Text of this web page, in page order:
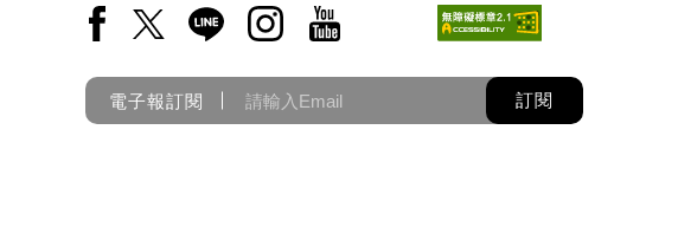
Facebook(另開新視窗)
X(另開新視窗)
LINE(另開新視窗)
Instagram(另開新視窗)
YouTube(另開新視窗)
電子報訂閱 訂閱